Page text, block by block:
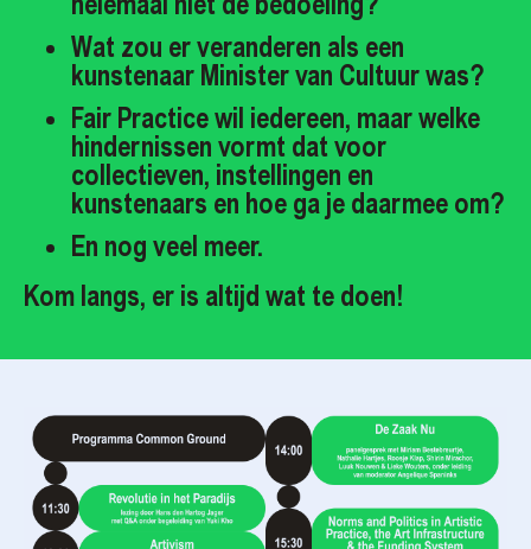
Wat zou er veranderen als een
kunstenaar Minister van Cultuur was?
Fair Practice wil iedereen, maar welke
hindernissen vormt dat voor
collectieven, instellingen en
kunstenaars en hoe ga je daarmee om?
En nog veel meer.
Kom langs, er is altijd wat te doen!